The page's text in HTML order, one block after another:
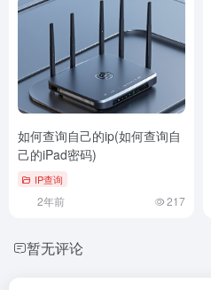
如何查询自己的ip(如何查询自
己的iPad密码)
IP查询
2年前 217
暂无评论